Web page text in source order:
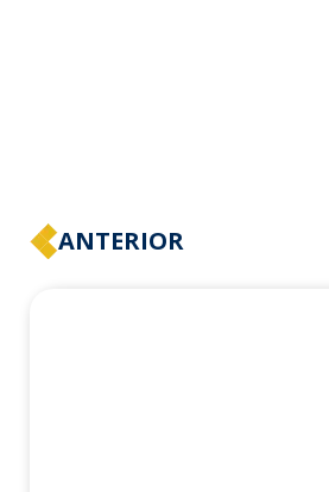
ANTERIOR